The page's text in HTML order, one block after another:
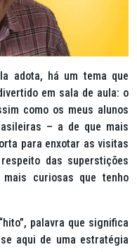
adota, há um tema que
em sala de aula: o
como os meus alunos
– a de que mais
para enxotar as visitas
das superstições
curiosas que tenho
palavra que significa
aqui de uma estratégia